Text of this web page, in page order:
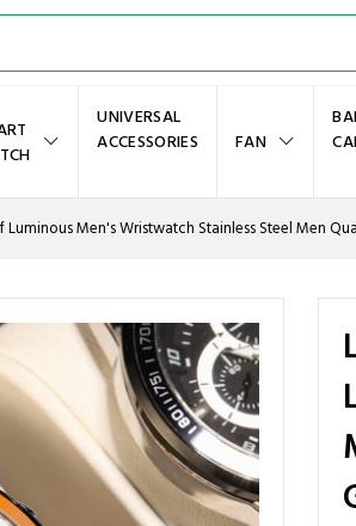
UNIVERSAL
ACCESSORIES
FAN
Men's Wristwatch Stainless Steel Men